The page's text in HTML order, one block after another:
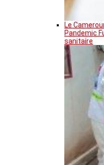
Le
Pandemic
sanitaire